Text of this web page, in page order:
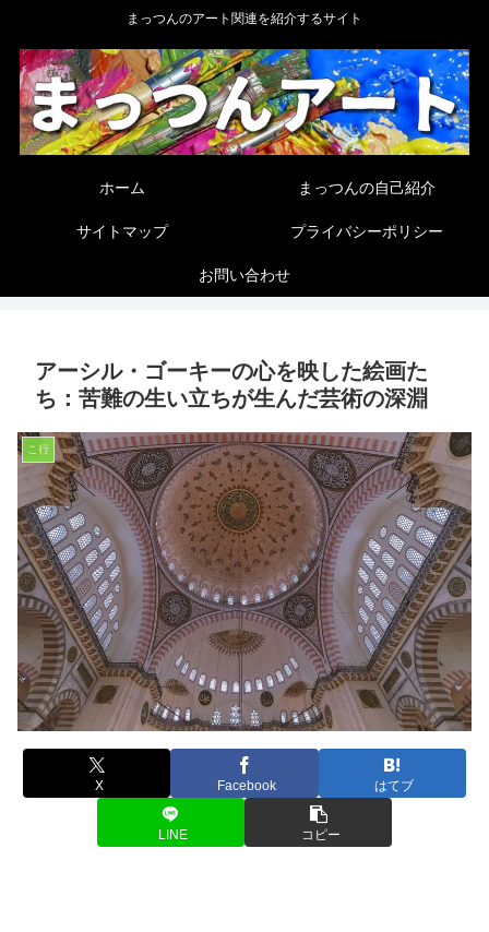
まっつんのアート関連を紹介するサイト
ホーム まっつんの自己紹介
サイトマップ プライバシーポリシー
お問い合わせ
アーシル・ゴーキーの心を映した絵画た
ち：苦難の生い立ちが生んだ芸術の深淵
こ行
X Facebook はてブ
LINE コピー